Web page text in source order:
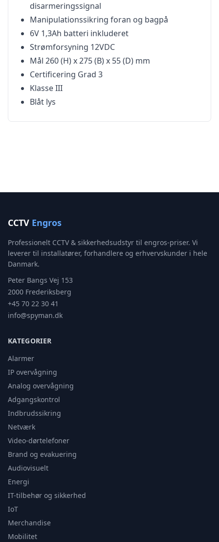
disarmeringssignal
Manipulationssikring foran og bagpå
6V 1,3Ah batteri inkluderet
Strømforsyning 12VDC
Mål 260 (H) x 275 (B) x 55 (D) mm
Certificering Grad 3
Klasse III
Blåt lys
CCTV Engros
Professionelt CCTV & sikkerhedsudstyr til engros-priser. Vi
leverer til installatører, forhandlere og erhvervskunder i hele
Danmark.
Peter Bangs Vej 153
2000 Frederiksberg
+45 70 22 30 41
info@spyman.dk
KATEGORIER
Alarmer
IP overvågning
Analog overvågning
Adgangskontrol
Indbrudssikring
Netværk
Video-dørtelefoner
Brand og evakuering
Audiovisuelt
Energi
IT-tilbehør og sikkerhed
IoT
Merchandise
Mobilitet